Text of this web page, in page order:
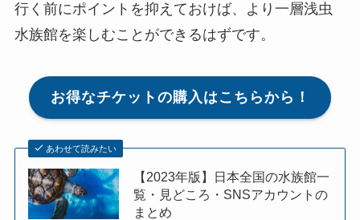
行く前にポイントを抑えておけば、より一層浅虫
水族館を楽しむことができるはずです。
お得なチケットの購入はこちらから！
あわせて読みたい
【2023年版】日本全国の水族館一
覧・見どころ・SNSアカウントの
まとめ